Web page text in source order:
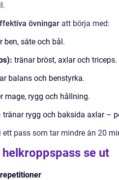
övningar att börja med:
ben, säte och bål.
tränar bröst, axlar och triceps.
balans och benstyrka.
mage, rygg och hållning.
tränar rygg och baksida axlar –
ett pass som tar mindre än 20
se ut